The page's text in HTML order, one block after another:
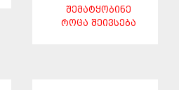
ᲨᲔᲛᲐᲢᲧᲝᲑᲘᲜᲔ
ᲠᲝᲪᲐ ᲨᲔᲘᲕᲡᲔᲑᲐ